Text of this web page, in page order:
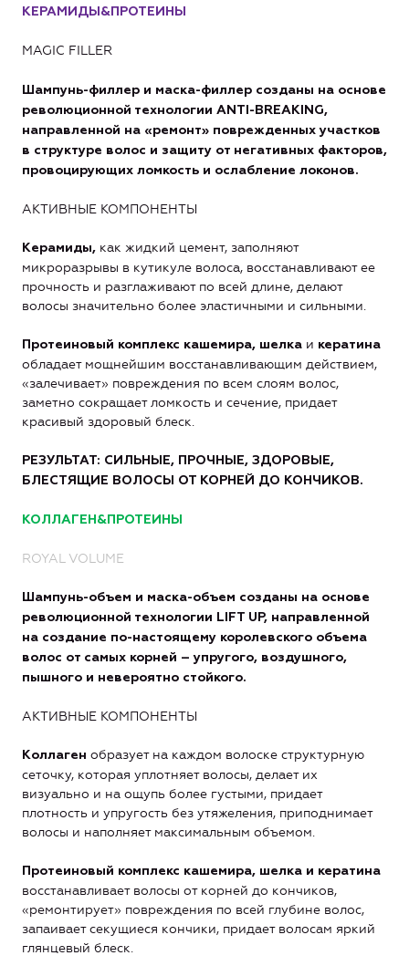
КЕРАМИДЫ&ПРОТЕИНЫ
MAGIC FILLER
Шампунь-филлер и маска-филлер созданы на основе
революционной технологии ANTI - BREAKING,
направленной на «ремонт» поврежденных участков
в структуре волос и защиту от негативных факторов,
провоцирующих ломкость и ослабление локонов.
АКТИВНЫЕ КОМПОНЕНТЫ
Керамиды, как жидкий цемент, заполняют
микроразрывы в кутикуле волоса, восстанавливают ее
прочность и разглаживают по всей длине, делают
волосы значительно более эластичными и сильными.
Протеиновый комплекс кашемира, шелка и кератина
обладает мощнейшим восстанавливающим действием,
«залечивает» повреждения по всем слоям волос,
заметно сокращает ломкость и сечение, придает
красивый здоровый блеск.
РЕЗУЛЬТАТ: СИЛЬНЫЕ, ПРОЧНЫЕ, ЗДОРОВЫЕ,
БЛЕСТЯЩИЕ ВОЛОСЫ ОТ КОРНЕЙ ДО КОНЧИКОВ.
КОЛЛАГЕН&ПРОТЕИНЫ
ROYAL VOLUME
Шампунь-объем и маска-объем созданы на основе
революционной технологии LIFT UP, направленной
на создание по-настоящему королевского объема
волос от самых корней – упругого, воздушного,
пышного и невероятно стойкого.
АКТИВНЫЕ КОМПОНЕНТЫ
Коллаген образует на каждом волоске структурную
сеточку, которая уплотняет волосы, делает их
визуально и на ощупь более густыми, придает
плотность и упругость без утяжеления, приподнимает
волосы и наполняет максимальным объемом.
Протеиновый комплекс кашемира, шелка и кератина
восстанавливает волосы от корней до кончиков,
«ремонтирует» повреждения по всей глубине волос,
запаивает секущиеся кончики, придает волосам яркий
глянцевый блеск.